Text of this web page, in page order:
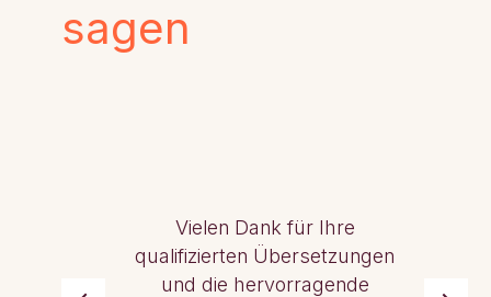
sagen
Vielen Dank für Ihre
qualifizierten Übersetzungen
und die hervorragende